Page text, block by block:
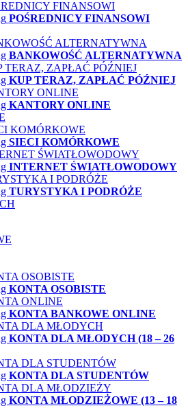
POŚREDNICY FINANSOWI
BANKOWOŚĆ ALTERNATYWNA
KUP TERAZ, ZAPŁAĆ PÓŹNIEJ
KANTORY ONLINE
SIECI KOMÓRKOWE
INTERNET ŚWIATŁOWODOWY
TURYSTYKA I PODRÓŻE
KONTA OSOBISTE
KONTA BANKOWE ONLINE
KONTA DLA MŁODYCH (18 – 26
KONTA DLA STUDENTÓW
KONTA MŁODZIEŻOWE (13 – 18